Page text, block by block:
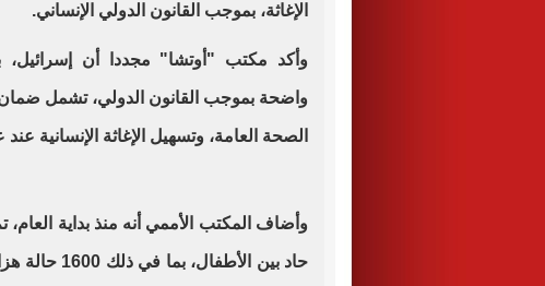
الإغاثة، بموجب القانون الدولي الإنساني.
وأكد مكتب "أوتشا" مجددا أن إسرائيل،
واضحة بموجب القانون الدولي، تشمل ضمان
الصحة العامة، وتسهيل الإغاثة الإنسانية
حاد بين